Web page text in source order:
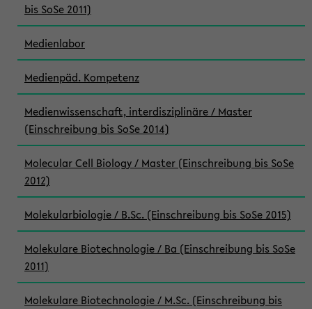
bis SoSe 2011)
Medienlabor
Medienpäd. Kompetenz
Medienwissenschaft, interdisziplinäre / Master
(Einschreibung bis SoSe 2014)
Molecular Cell Biology / Master (Einschreibung bis SoSe
2012)
Molekularbiologie / B.Sc. (Einschreibung bis SoSe 2015)
Molekulare Biotechnologie / Ba (Einschreibung bis SoSe
2011)
Molekulare Biotechnologie / M.Sc. (Einschreibung bis